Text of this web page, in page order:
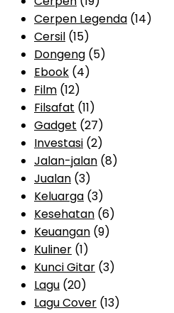
Cerpen Legenda (14)
Cersil (15)
Dongeng (5)
Ebook (4)
Film (12)
Filsafat (11)
Gadget (27)
Investasi (2)
Jalan-jalan (8)
Jualan (3)
Keluarga (3)
Kesehatan (6)
Keuangan (9)
Kuliner (1)
Kunci Gitar (3)
Lagu (20)
Lagu Cover (13)